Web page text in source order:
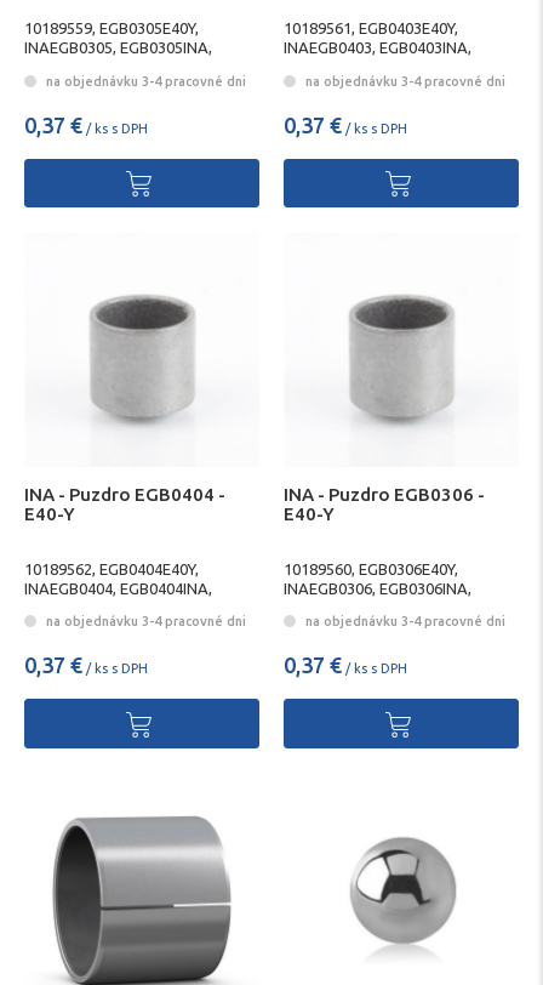
10189559, EGB0305E40Y,
INAEGB0305, EGB0305INA,
EGB0305SCHAEFFLER
na objednávku 3-4 pracovné dni
0,37 € / ks s DPH
10189561, EGB0403E40Y,
INAEGB0403, EGB0403INA,
EGB0403SCHAEFFLER
na objednávku 3-4 pracovné dni
0,37 € / ks s DPH
INA - Puzdro EGB0404 -
E40-Y
10189562, EGB0404E40Y,
INAEGB0404, EGB0404INA,
EGB0404SCHAEFFLER
na objednávku 3-4 pracovné dni
0,37 € / ks s DPH
INA - Puzdro EGB0306 -
E40-Y
10189560, EGB0306E40Y,
INAEGB0306, EGB0306INA,
EGB0306SCHAEFFLER
na objednávku 3-4 pracovné dni
0,37 € / ks s DPH